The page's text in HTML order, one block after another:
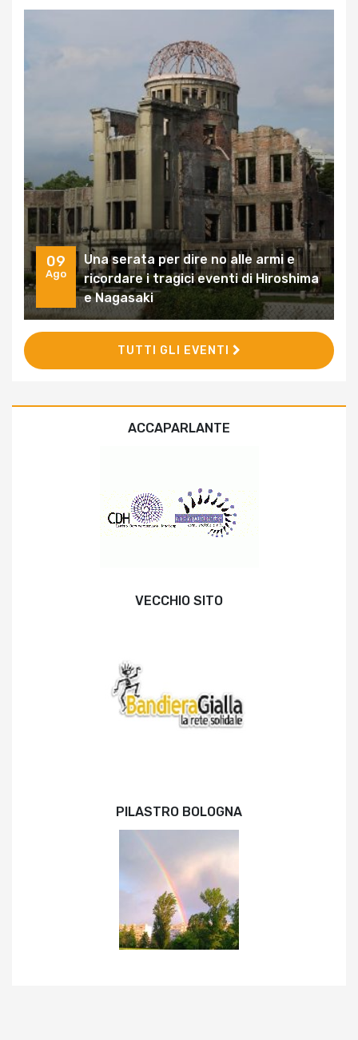
09
Ago
Una serata per dire no alle armi e
ricordare i tragici eventi di Hiroshima
e Nagasaki
TUTTI GLI EVENTI
ACCAPARLANTE
VECCHIO SITO
PILASTRO BOLOGNA